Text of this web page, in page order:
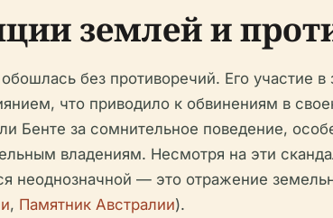
землей и
без противоречий. Его участие
что приводило к обвинениям в
Бенте за сомнительное поведение,
владениям. Несмотря на эти
неоднозначной — это отражение
, Памятник Австралии).